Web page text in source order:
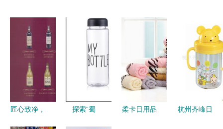
匠心致净，
探索“蜀
柔卡日用品
杭州齐峰日